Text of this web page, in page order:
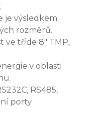
je výsledkem
rozměrů.
ve tříde 8" TMP,
v oblasti
RS485,
porty